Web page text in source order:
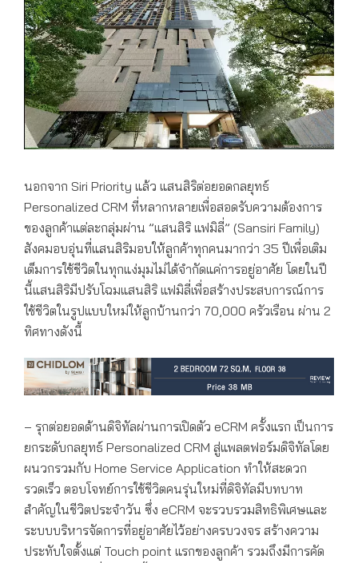
นอกจาก Siri Priority แล้ว แสนสิริต่อยอดกลยุทธ์
Personalized CRM ที่หลากหลายเพื่อสอดรับความต้องการ
ของลูกค้าแต่ละกลุ่มผ่าน ”แสนสิริ แฟมิลี่” (Sansiri Family)
สังคมอบอุ่นที่แสนสิริมอบให้ลูกค้าทุกคนมากว่า 35 ปีเพื่อเติม
เต็มการใช้ชีวิตในทุกแง่มุมไม่ได้จำกัดแค่การอยู่อาศัย โดยในปี
นี้แสนสิริมีปรับโฉมแสนสิริ แฟมิลี่เพื่อสร้างประสบการณ์การ
ใช้ชีวิตในรูปแบบใหม่ให้ลูกบ้านกว่า 70,000 ครัวเรือน ผ่าน 2
ทิศทางดังนี้
– รุกต่อยอดด้านดิจิทัลผ่านการเปิดตัว eCRM ครั้งแรก เป็นการ
ยกระดับกลยุทธ์ Personalized CRM สู่แพลตฟอร์มดิจิทัลโดย
ผนวกรวมกับ Home Service Application ทำให้สะดวก
รวดเร็ว ตอบโจทย์การใช้ชีวิตคนรุ่นใหม่ที่ดิจิทัลมีบทบาท
สำคัญในชีวิตประจำวัน ซึ่ง eCRM จะรวบรวมสิทธิพิเศษและ
ระบบบริหารจัดการที่อยู่อาศัยไว้อย่างครบวงจร สร้างความ
ประทับใจตั้งแต่ Touch point แรกของลูกค้า รวมถึงมีการคัด